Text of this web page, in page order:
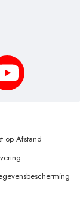
op Afstand